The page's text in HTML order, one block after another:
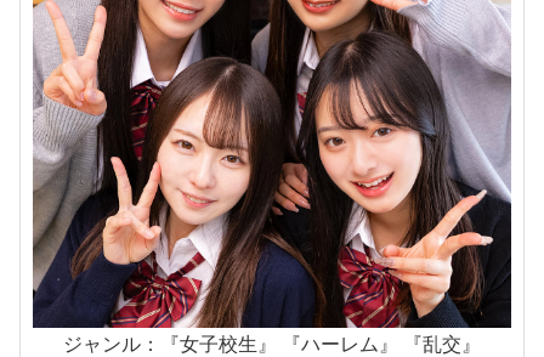
ジャンル：『女子校生』 『ハーレム』 『乱交』